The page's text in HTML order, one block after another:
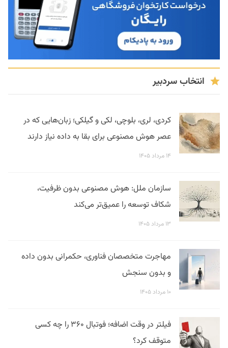
انتخاب سردبیر
کردی، لری، بلوچی، لکی و گیلکی؛ زبان‌هایی که در
عصر هوش مصنوعی برای بقا به داده نیاز دارند
۱۴ مرداد ۱۴۰۵
سازمان ملل: هوش مصنوعی بدون ظرفیت،
شکاف توسعه را عمیق‌تر می‌کند
۱۳ مرداد ۱۴۰۵
مهاجرت متخصصان فناوری، حکمرانی بدون داده
و بدون سنجش
۱۰ مرداد ۱۴۰۵
فیلتر در وقت اضافه؛ فوتبال ۳۶۰ را چه کسی
متوقف کرد؟